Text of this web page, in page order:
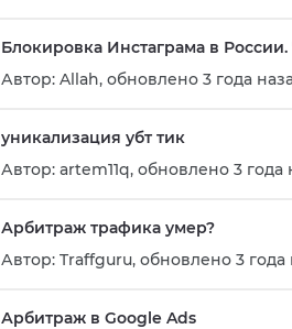
Блокировка Инстаграма в России.
Автор: Allah, обновлено 3 года
уникализация убт тик
Автор: artem11q, обновлено 3 года
Арбитраж трафика умер?
Автор: Traffguru, обновлено 3 года
Арбитраж в Google Ads